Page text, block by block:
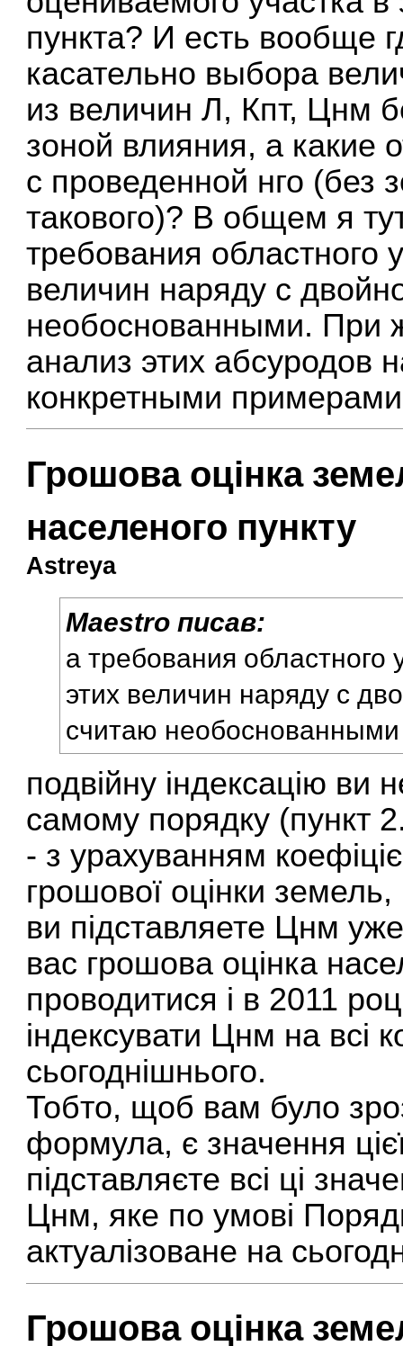
пункта? И есть вообще
касательно выбора
из величин Л, Кпт, Цнм
зоной влияния, а какие
с проведенной нго (без
такового)? В общем я
требования областного
величин наряду с
необоснованными. При
анализ этих абсуродов
конкретными
Грошова оцінка
населеного пункту
Astreya
Maestro писав:
а требования областного
этих величин наряду с
считаю необоснованными
подвійну індексацію
самому порядку (пункт
- з урахуванням
грошової оцінки
ви підставляете Цнм
вас грошова оцінка
проводитися і в 2011
індексувати Цнм на всі
сьогоднішнього.
Тобто, щоб вам було
формула, є значення
підставляєте всі ці
Цнм, яке по умові
актуалізоване на
Грошова оцінка